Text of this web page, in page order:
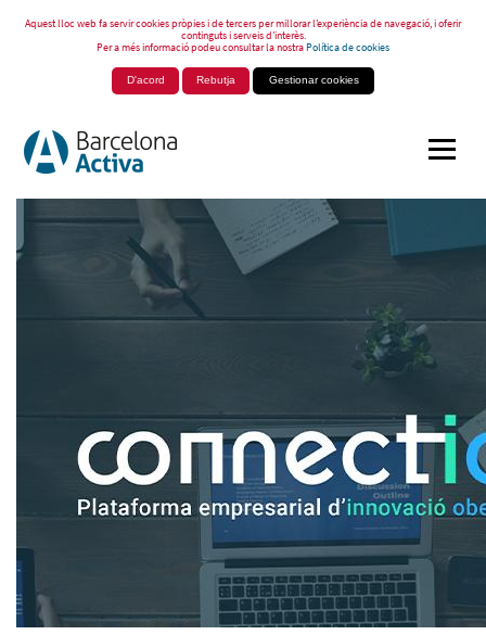
Aquest lloc web fa servir cookies pròpies i de tercers per millorar l’experiència de navegació, i oferir
continguts i serveis d’interès.
Per a més informació podeu consultar la nostraPolítica de cookies
D'acord Rebutja Gestionar cookies